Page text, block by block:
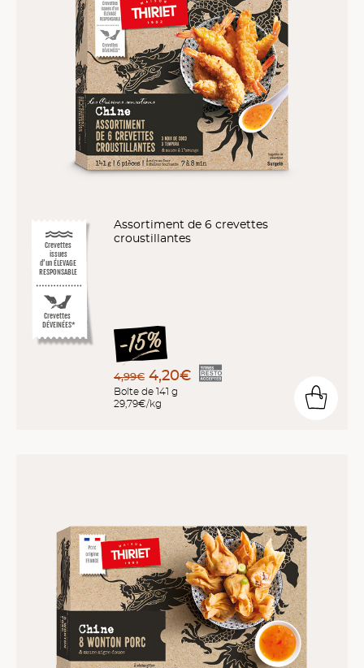
Crevettes
DÉVEINÉES*
Crevettes
issues
d’un ÉLEVAGE
RESPONSABLE
Assortiment de 6 crevettes
croustillantes
4,99€ 4,20€
Boîte de 141 g
29,79€/kg